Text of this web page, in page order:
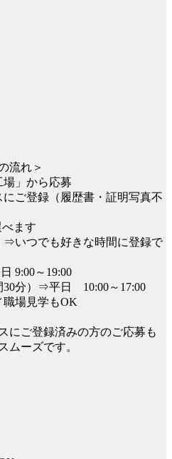
流れ＞
場」から応募
にご登録（履歴書・証明写真不
ます
⇒いつでも好きな時間に登録で
9:00～19:00
30分）⇒平日 10:00～17:00
職場見学もOK
にご登録済みの方のご応募も
ムーズです。